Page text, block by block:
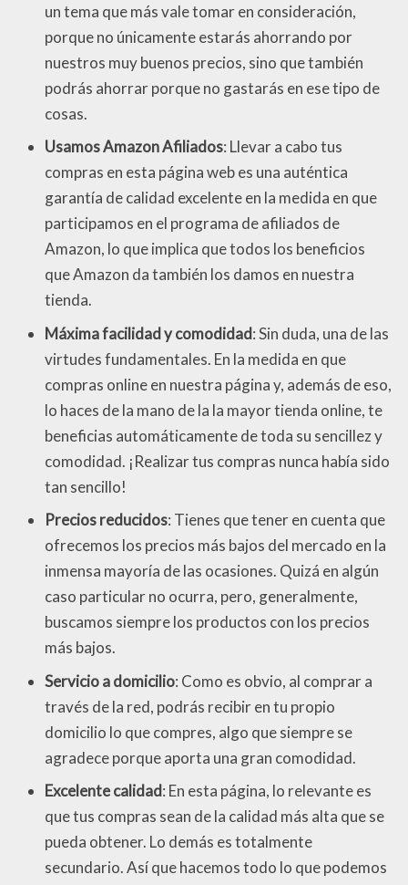
un tema que más vale tomar en consideración,
porque no únicamente estarás ahorrando por
nuestros muy buenos precios, sino que también
podrás ahorrar porque no gastarás en ese tipo de
cosas.
Usamos Amazon Afiliados: Llevar a cabo tus
compras en esta página web es una auténtica
garantía de calidad excelente en la medida en que
participamos en el programa de afiliados de
Amazon, lo que implica que todos los beneficios
que Amazon da también los damos en nuestra
tienda.
Máxima facilidad y comodidad: Sin duda, una de las
virtudes fundamentales. En la medida en que
compras online en nuestra página y, además de eso,
lo haces de la mano de la la mayor tienda online, te
beneficias automáticamente de toda su sencillez y
comodidad. ¡Realizar tus compras nunca había sido
tan sencillo!
Precios reducidos: Tienes que tener en cuenta que
ofrecemos los precios más bajos del mercado en la
inmensa mayoría de las ocasiones. Quizá en algún
caso particular no ocurra, pero, generalmente,
buscamos siempre los productos con los precios
más bajos.
Servicio a domicilio: Como es obvio, al comprar a
través de la red, podrás recibir en tu propio
domicilio lo que compres, algo que siempre se
agradece porque aporta una gran comodidad.
Excelente calidad: En esta página, lo relevante es
que tus compras sean de la calidad más alta que se
pueda obtener. Lo demás es totalmente
secundario. Así que hacemos todo lo que podemos